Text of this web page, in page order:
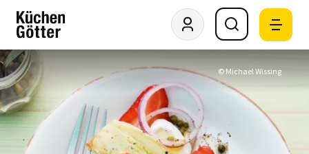
© Michael Wissing